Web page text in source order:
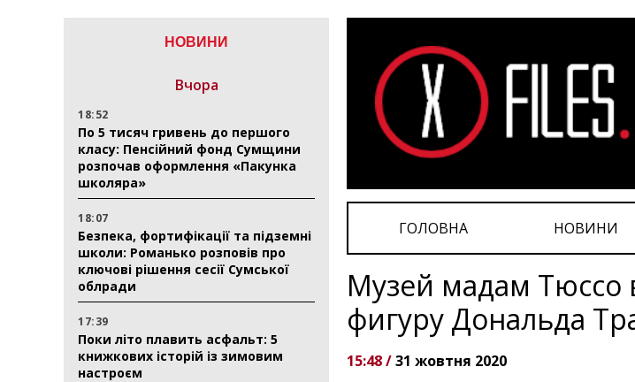
ГОЛОВНА НОВИНИ
НОВИНИ
Вчора
18:52
По 5 тисяч гривень до першого
класу: Пенсійний фонд Сумщини
розпочав оформлення «Пакунка
школяра»
18:07
Безпека, фортифікації та підземні
школи: Романько розповів про
ключові рішення сесії Сумської
облради
17:39
Поки літо плавить асфальт: 5
книжкових історій із зимовим
настроєм
Музей мадам Тюссо
фигуру Дональда
15:48 /31 жовтня 2020